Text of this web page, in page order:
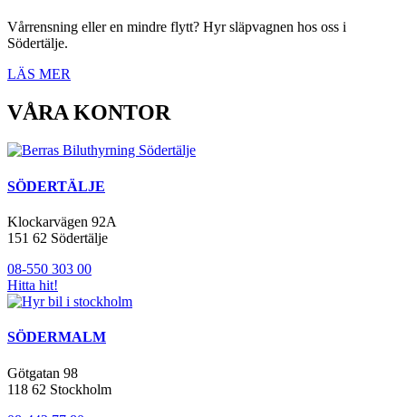
Vårrensning eller en mindre flytt? Hyr släpvagnen hos oss i
Södertälje.
LÄS MER
VÅRA KONTOR
SÖDERTÄLJE
Klockarvägen 92A
151 62 Södertälje
08-550 303 00
Hitta hit!
SÖDERMALM
Götgatan 98
118 62 Stockholm